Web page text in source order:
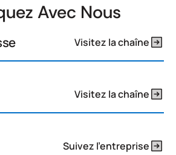
Avec Nous
Visitez la chaîne
Visitez la chaîne
Suivez l'entreprise